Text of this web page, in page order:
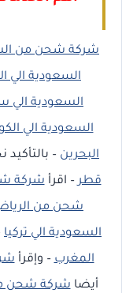
شركة شحن من
السعودية الي
السعودية الي
السعودية الي
البحرين – بالتأكيد
قطر – اقرأشركة
شحن من الرياض
السعودية الي تركيا
المغرب– وإقرأ
أيضاشركة شحن من